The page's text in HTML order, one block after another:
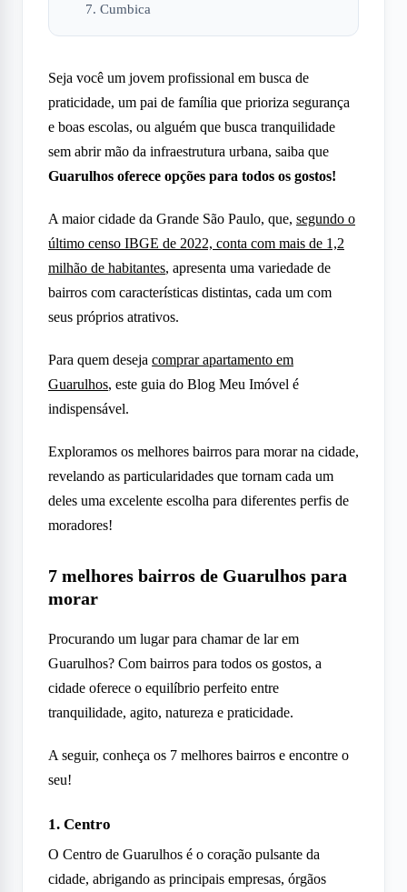
7. Cumbica
Seja você um jovem profissional em busca de
praticidade, um pai de família que prioriza segurança
e boas escolas, ou alguém que busca tranquilidade
sem abrir mão da infraestrutura urbana, saiba que
Guarulhos oferece opções para todos os gostos!
A maior cidade da Grande São Paulo, que, segundo o
último censo IBGE de 2022, conta com mais de 1,2
milhão de habitantes, apresenta uma variedade de
bairros com características distintas, cada um com
seus próprios atrativos.
Para quem deseja comprar apartamento em
Guarulhos, este guia do Blog Meu Imóvel é
indispensável.
Exploramos os melhores bairros para morar na cidade,
revelando as particularidades que tornam cada um
deles uma excelente escolha para diferentes perfis de
moradores!
7 melhores bairros de Guarulhos para
morar
Procurando um lugar para chamar de lar em
Guarulhos? Com bairros para todos os gostos, a
cidade oferece o equilíbrio perfeito entre
tranquilidade, agito, natureza e praticidade.
A seguir, conheça os 7 melhores bairros e encontre o
seu!
1. Centro
O Centro de Guarulhos é o coração pulsante da
cidade, abrigando as principais empresas, órgãos